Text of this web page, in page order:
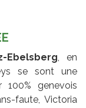
Ebelsberg, en
se sont une
genevois
faute, Victoria